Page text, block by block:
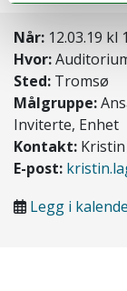
Når: 12.03.19 kl
Hvor:
Sted: Tromsø
Målgruppe:
Inviterte, Enhet
Kontakt:
E-post:
Legg i